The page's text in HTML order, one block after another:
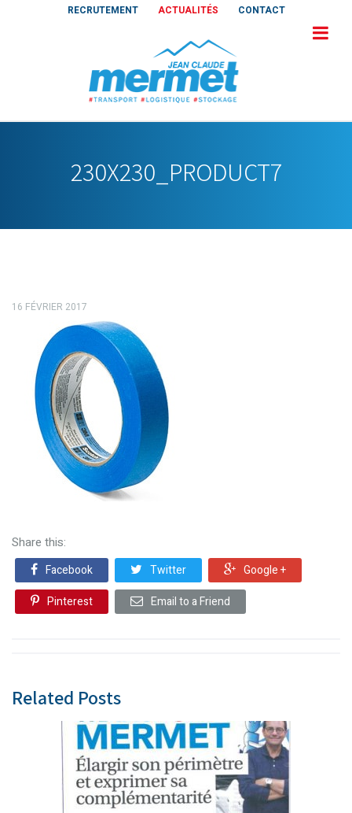
RECRUTEMENT ACTUALITÉS CONTACT
230X230_PRODUCT7
16 FÉVRIER 2017
Share this:
Facebook Twitter
Google +
Pinterest
Email to a Friend
Related Posts